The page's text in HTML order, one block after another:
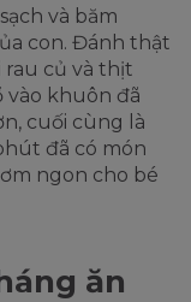
và băm
con. Đánh thật
củ và thịt
vào khuôn đã
cuối cùng là
đã có món
ngon cho bé
ăn